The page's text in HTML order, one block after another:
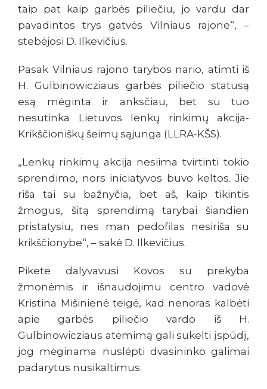
taip pat kaip garbės piliečiu, jo vardu dar
pavadintos trys gatvės Vilniaus rajone“, –
stebėjosi D. Ilkevičius.
Pasak Vilniaus rajono tarybos nario, atimti iš
H. Gulbinowicziaus garbės piliečio statusą
esą mėginta ir anksčiau, bet su tuo
nesutinka Lietuvos lenkų rinkimų akcija-
Krikščioniškų šeimų sąjunga (LLRA-KŠS).
„Lenkų rinkimų akcija nesiima tvirtinti tokio
sprendimo, nors iniciatyvos buvo keltos. Jie
riša tai su bažnyčia, bet aš, kaip tikintis
žmogus, šitą sprendimą tarybai šiandien
pristatysiu, nes man pedofilas nesiriša su
krikščionybe“, – sakė D. Ilkevičius.
Pikete dalyvavusi Kovos su prekyba
žmonėmis ir išnaudojimu centro vadovė
Kristina Mišinienė teigė, kad nenoras kalbėti
apie garbės piliečio vardo iš H.
Gulbinowicziaus atėmimą gali sukelti įspūdį,
jog mėginama nuslėpti dvasininko galimai
padarytus nusikaltimus.